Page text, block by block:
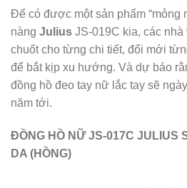
Để có được một sản phẩm “mỏng
nàng Julius JS-019C kia, các nhà
chuốt cho từng chi tiết, đổi mới
để bắt kịp xu hướng. Và dự báo
đồng hồ đeo tay nữ lắc tay sẽ
năm tới.
ĐỒNG HỒ NỮ JS-017C JULIUS
DA (HỒNG)